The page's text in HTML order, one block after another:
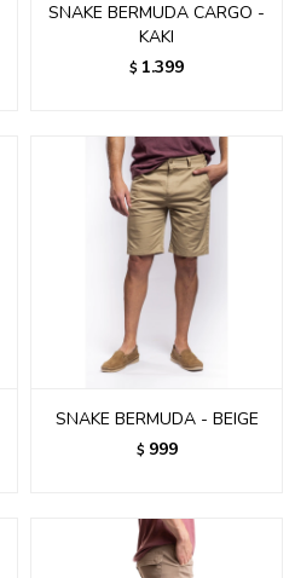
SNAKE BERMUDA CARGO -
KAKI
$ 1.399
SNAKE BERMUDA - BEIGE
$ 999